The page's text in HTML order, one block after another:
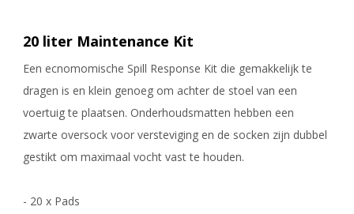
20 liter Maintenance Kit
Een ecnomomische Spill Response Kit die gemakkelijk te
dragen is en klein genoeg om achter de stoel van een
voertuig te plaatsen. Onderhoudsmatten hebben een
zwarte oversock voor versteviging en de socken zijn dubbel
gestikt om maximaal vocht vast te houden.
- 20 x Pads